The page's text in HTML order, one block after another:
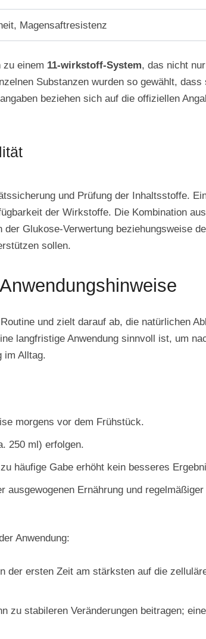
Magensaftresistenz
zu einem 11-wirkstoff-System, das nicht
Substanzen wurden so gewählt,
beziehen sich auf die offiziellen
und Prüfung der Inhaltsstoffe.
der Wirkstoffe. Die Kombination
Glukose-Verwertung beziehungsweise
sollen.
und zielt darauf ab, die natürlichen
langfristige Anwendung sinnvoll ist, um
im Alltag.
morgens vor dem Frühstück.
250 ml) erfolgen.
häufige Gabe erhöht kein besseres
ausgewogenen Ernährung und
Anwendung:
der ersten Zeit am stärksten auf die
zu stabileren Veränderungen beitragen;